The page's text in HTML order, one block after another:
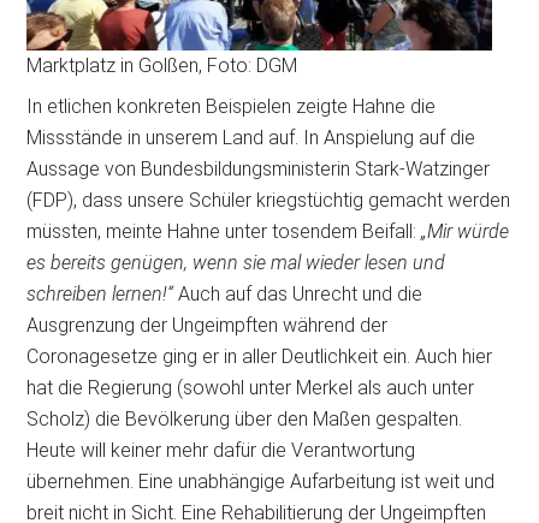
Marktplatz in Golßen, Foto: DGM
In etlichen konkreten Beispielen zeigte Hahne die
Missstände in unserem Land auf. In Anspielung auf die
Aussage von Bundesbildungsministerin Stark-Watzinger
(FDP), dass unsere Schüler kriegstüchtig gemacht werden
müssten, meinte Hahne unter tosendem Beifall:„Mir würde
es bereits genügen, wenn sie mal wieder lesen und
schreiben lernen!“Auch auf das Unrecht und die
Ausgrenzung der Ungeimpften während der
Coronagesetze ging er in aller Deutlichkeit ein. Auch hier
hat die Regierung (sowohl unter Merkel als auch unter
Scholz) die Bevölkerung über den Maßen gespalten.
Heute will keiner mehr dafür die Verantwortung
übernehmen. Eine unabhängige Aufarbeitung ist weit und
breit nicht in Sicht. Eine Rehabilitierung der Ungeimpften